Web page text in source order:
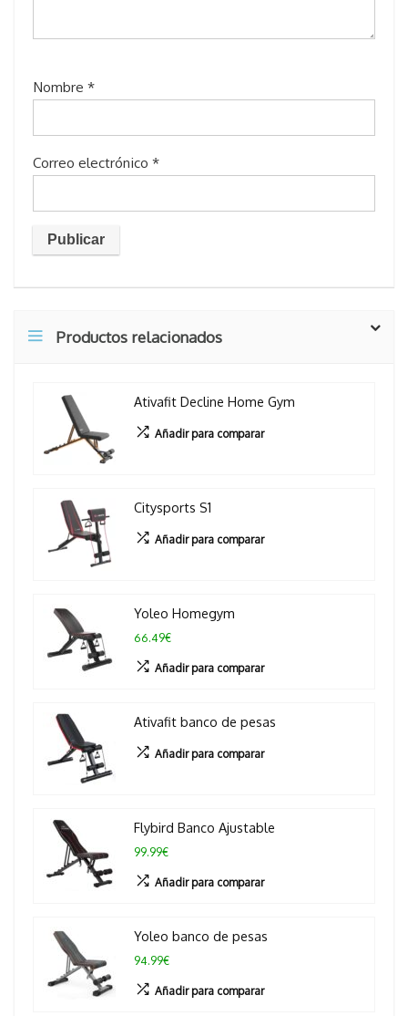
Nombre *
Correo electrónico *
Productos relacionados
Ativafit Decline Home Gym
Añadir para comparar
Citysports S1
Añadir para comparar
Yoleo Homegym
66.49€
Añadir para comparar
Ativafit banco de pesas
Añadir para comparar
Flybird Banco Ajustable
99.99€
Añadir para comparar
Yoleo banco de pesas
94.99€
Añadir para comparar